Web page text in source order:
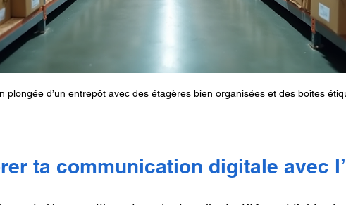
plongée d’un entrepôt avec des étagères bien organisées et des boîtes
ta communication digitale avec